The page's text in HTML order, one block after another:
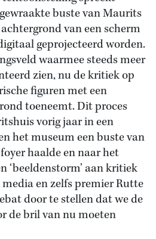
buste van Maurits
van een scherm
geprojecteerd worden.
waarmee steeds meer
zien, nu de kritiek op
figuren met een
toeneemt. Dit proces
vorig jaar in een
het museum een buste van
haalde en naar het
‘beeldenstorm’ aan kritiek
en zelfs premier Rutte
door te stellen dat we de
de bril van nu moeten